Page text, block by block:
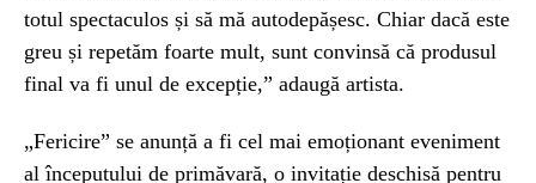
totul spectaculos și să mă autodepășesc. Chiar dacă este
greu și repetăm foarte mult, sunt convinsă că produsul
final va fi unul de excepție,” adaugă artista.
„Fericire” se anunță a fi cel mai emoționant eveniment
al începutului de primăvară, o invitație deschisă pentru